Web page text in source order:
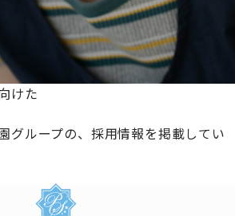
けた
グループの、採用情報を掲載してい